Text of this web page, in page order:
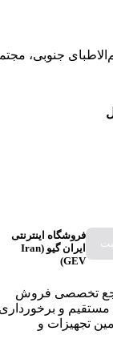
جنوبی،
فروشگاه اینترنتی
ایران گیو (Iran
GEV)
تخصصی فروش
مستقیم و
تجهیزات و